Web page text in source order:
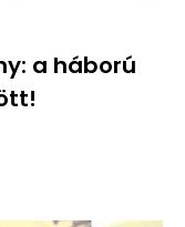
a háború